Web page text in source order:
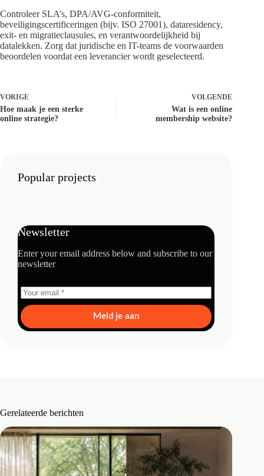
Controleer SLA’s, DPA/AVG-conformiteit,
beveiligingscertificeringen (bijv. ISO 27001), dataresidency,
exit- en migratieclausules, en verantwoordelijkheid bij
datalekken. Zorg dat juridische en IT-teams de voorwaarden
beoordelen voordat een leverancier wordt geselecteerd.
VORIGE
Hoe maak je een sterke
online strategie?
VOLGENDE
Wat is een online
membership website?
Popular projects
Newsletter
Enter your email address below and subscribe to our
newsletter
Meld je aan
Gerelateerde berichten